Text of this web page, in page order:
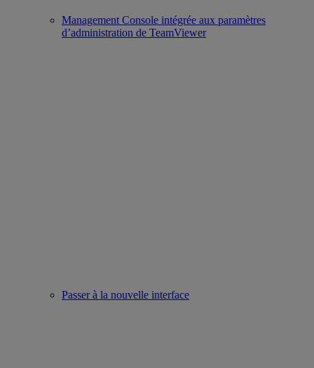
Management Console intégrée aux paramètres
d’administration de TeamViewer
Passer à la nouvelle interface